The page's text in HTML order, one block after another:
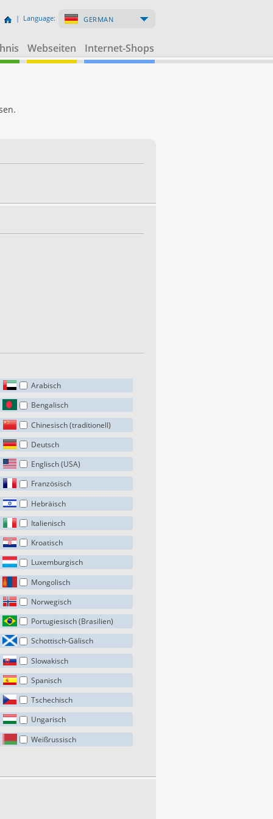
| Language: GERMAN
Webseiten Internet-Shops
Arabisch
Bengalisch
Chinesisch (traditionell)
Deutsch
Englisch (USA)
Französisch
Hebräisch
Italienisch
Kroatisch
Luxemburgisch
Mongolisch
Norwegisch
Portugiesisch (Brasilien)
Schottisch-Gälisch
Slowakisch
Spanisch
Tschechisch
Ungarisch
Weißrussisch